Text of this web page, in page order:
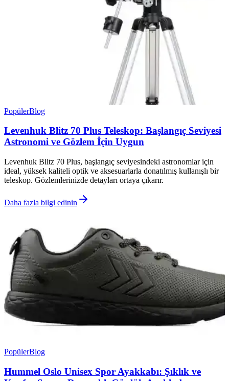
PopülerBlog
Levenhuk Blitz 70 Plus Teleskop: Başlangıç Seviyesi
Astronomi ve Gözlem İçin Uygun
Levenhuk Blitz 70 Plus, başlangıç seviyesindeki astronomlar için
ideal, yüksek kaliteli optik ve aksesuarlarla donatılmış kullanışlı bir
teleskop. Gözlemlerinizde detayları ortaya çıkarır.
Daha fazla bilgi edinin
PopülerBlog
Hummel Oslo Unisex Spor Ayakkabı: Şıklık ve